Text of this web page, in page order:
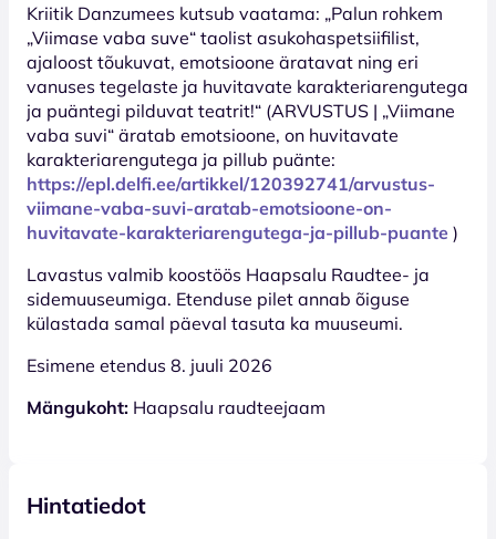
Kriitik Danzumees kutsub vaatama: „Palun rohkem
„Viimase vaba suve“ taolist asukohaspetsiifilist,
ajaloost tõukuvat, emotsioone äratavat ning eri
vanuses tegelaste ja huvitavate karakteriarengutega
ja puäntegi pilduvat teatrit!“ (ARVUSTUS | „Viimane
vaba suvi“ äratab emotsioone, on huvitavate
karakteriarengutega ja pillub puänte:
https://epl.delfi.ee/artikkel/120392741/arvustus-
viimane-vaba-suvi-aratab-emotsioone-on-
huvitavate-karakteriarengutega-ja-pillub-puante )
Lavastus valmib koostöös Haapsalu Raudtee- ja
sidemuuseumiga. Etenduse pilet annab õiguse
külastada samal päeval tasuta ka muuseumi.
Esimene etendus 8. juuli 2026
Mängukoht: Haapsalu raudteejaam
Hintatiedot